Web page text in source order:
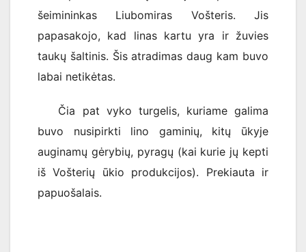
šeimininkas Liubomiras Vošteris. Jis
papasakojo, kad linas kartu yra ir žuvies
taukų šaltinis. Šis atradimas daug kam buvo
labai netikėtas.
Čia pat vyko turgelis, kuriame galima
buvo nusipirkti lino gaminių, kitų ūkyje
auginamų gėrybių, pyragų (kai kurie jų kepti
iš Vošterių ūkio produkcijos). Prekiauta ir
papuošalais.